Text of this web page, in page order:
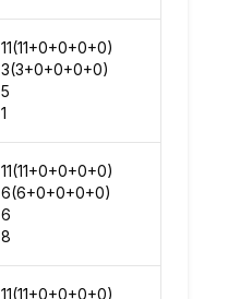
11(11+0+0+0+0)
3(3+0+0+0+0)
5
1
11(11+0+0+0+0)
6(6+0+0+0+0)
6
8
11(11+0+0+0+0)